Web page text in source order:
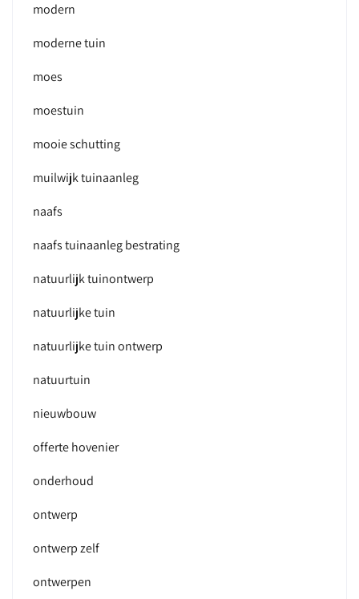
modern
moderne tuin
moes
moestuin
mooie schutting
muilwijk tuinaanleg
naafs
naafs tuinaanleg bestrating
natuurlijk tuinontwerp
natuurlijke tuin
natuurlijke tuin ontwerp
natuurtuin
nieuwbouw
offerte hovenier
onderhoud
ontwerp
ontwerp zelf
ontwerpen